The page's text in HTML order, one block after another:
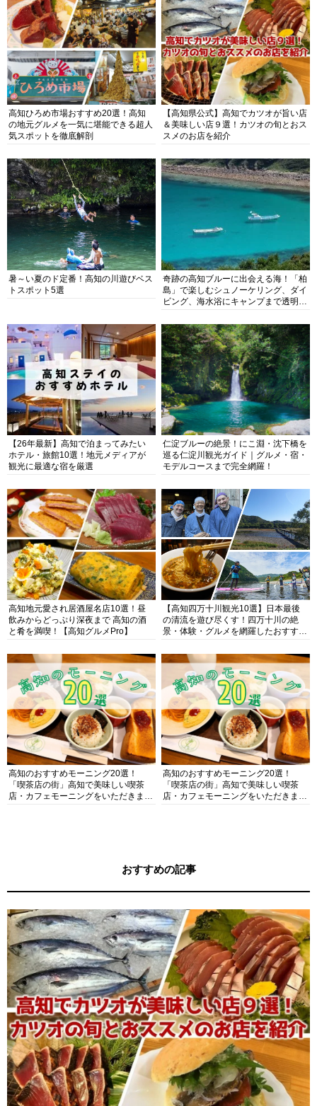
高知ひろめ市場おすすめ20選！高知
の地元グルメを一気に堪能できる超人
気スポットを徹底解剖
【高知県公式】高知でカツオが旨い店
＆美味しい店９選！カツオの旬とおス
スメのお店を紹介
暑～い夏のド定番！高知の川遊びベス
トスポット5選
奇跡の高知ブルーに出会える海！「柏
島」で楽しむシュノーケリング、ダイ
ビング、海水浴にキャンプまで透明度
【26年最新】高知で泊まってみたい
ホテル・旅館10選！地元メディアが
観光に最適な宿を厳選
仁淀ブルーの絶景！にこ淵・沈下橋を
巡る仁淀川観光ガイド｜グルメ・宿・
モデルコースまで完全網羅！
高知地元愛され居酒屋名店10選！昼
飲みからどっぷり深夜まで 高知の酒
と肴を満喫！【高知グルメPro】
【高知四万十川観光10選】日本最後
の清流を遊び尽くす！四万十川の絶
景・体験・グルメを網羅したおすすめ
高知のおすすめモーニング20選！
「喫茶店の街」高知で美味しい喫茶
店・カフェモーニングをいただきま
高知のおすすめモーニング20選！
「喫茶店の街」高知で美味しい喫茶
店・カフェモーニングをいただきま
おすすめの記事